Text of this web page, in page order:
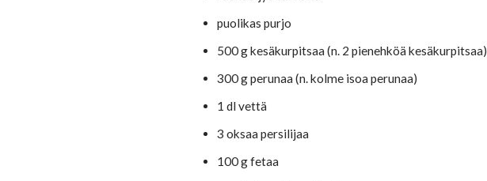
puolikas purjo
500 g kesäkurpitsaa (n. 2 pienehköä kesäkurpitsaa)
300 g perunaa (n. kolme isoa perunaa)
1 dl vettä
3 oksaa persilijaa
100 g fetaa